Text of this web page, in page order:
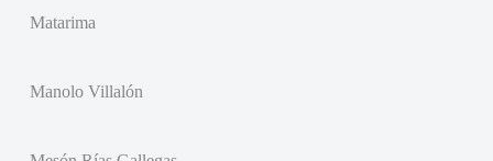
Matarima
Manolo Villalón